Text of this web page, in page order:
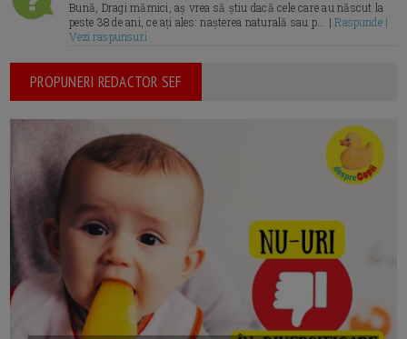
Bună, Dragi mămici, aș vrea să știu dacă cele care au născut la
peste 38 de ani, ce ați ales: nașterea naturală sau p... |Raspunde |
Vezi raspunsuri
PROPUNERI REDACTOR SEF